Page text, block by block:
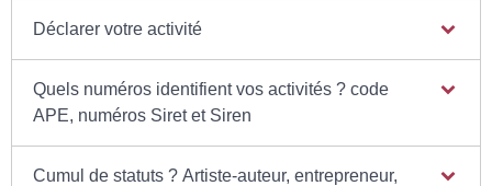
Déclarer votre activité
Quels numéros identifient vos activités ? code
APE, numéros Siret et Siren
Cumul de statuts ? Artiste-auteur, entrepreneur,